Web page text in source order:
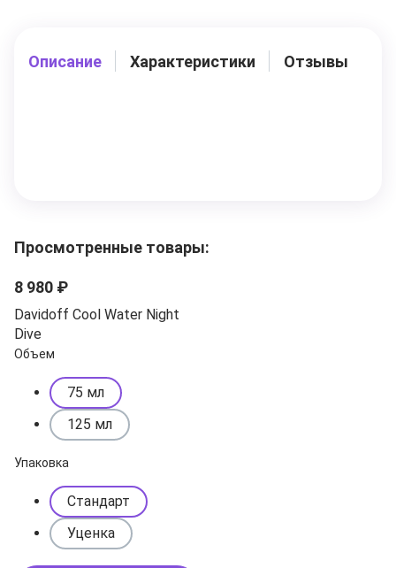
Описание Характеристики Отзывы
Просмотренные товары:
8 980 ₽
Davidoff Cool Water Night
Dive
Объем
75 мл
125 мл
Упаковка
Стандарт
Уценка